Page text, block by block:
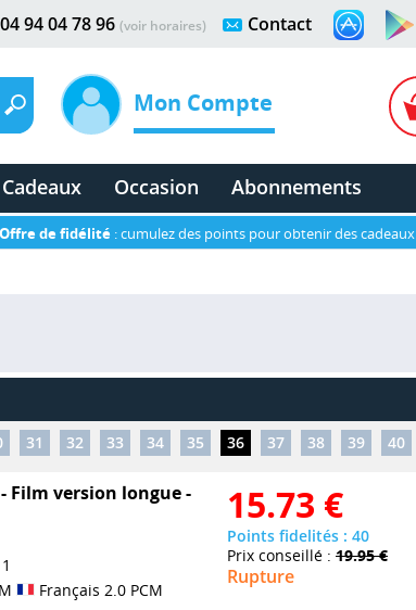
Contact
04 94 04 78 96 (voir horaires)
Mon Compte
Cadeaux Occasion Abonnements
Offre de fidélité : cumulez des points pour obtenir des cadeaux
31 32 33 34 35 36 37 38 39 40
Film version longue -
1
Français 2.0 PCM
15.73 €
Points fidelités : 40
Prix conseillé : 19.95 €
Rupture